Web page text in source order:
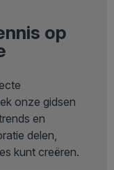
op
onze gidsen
en
delen,
kunt creëren.